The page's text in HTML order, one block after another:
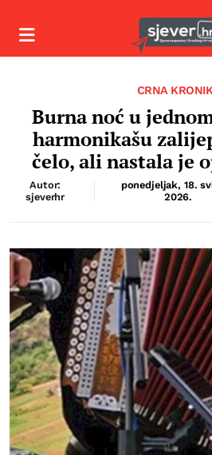
Izbornik
CRNA
Burna noć u
harmonikašu
čelo, ali nastala je
Autor:
sjeverhr
ponedjeljak, 18.
2026.